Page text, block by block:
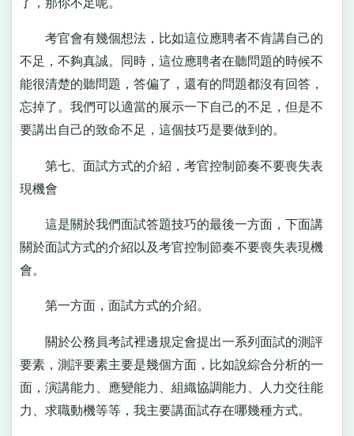
了，那你不足呢。
考官會有幾個想法，比如這位應聘者不肯講自己的
不足，不夠真誠。同時，這位應聘者在聽問題的時候不
能很清楚的聽問題，答偏了，還有的問題都沒有回答，
忘掉了。我們可以適當的展示一下自己的不足，但是不
要講出自己的致命不足，這個技巧是要做到的。
第七、面試方式的介紹，考官控制節奏不要喪失表
現機會
這是關於我們面試答題技巧的最後一方面，下面講
關於面試方式的介紹以及考官控制節奏不要喪失表現機
會。
第一方面，面試方式的介紹。
關於公務員考試裡邊規定會提出一系列面試的測評
要素，測評要素主要是幾個方面，比如說綜合分析的一
面，演講能力、應變能力、組織協調能力、人力交往能
力、求職動機等等，我主要講面試存在哪幾種方式。